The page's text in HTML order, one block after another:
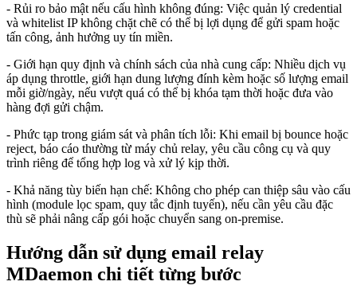
- Rủi ro bảo mật nếu cấu hình không đúng: Việc quản lý credential
và whitelist IP không chặt chẽ có thể bị lợi dụng để gửi spam hoặc
tấn công, ảnh hưởng uy tín miền.
- Giới hạn quy định và chính sách của nhà cung cấp: Nhiều dịch vụ
áp dụng throttle, giới hạn dung lượng đính kèm hoặc số lượng email
mỗi giờ/ngày, nếu vượt quá có thể bị khóa tạm thời hoặc đưa vào
hàng đợi gửi chậm.
- Phức tạp trong giám sát và phân tích lỗi: Khi email bị bounce hoặc
reject, báo cáo thường từ máy chủ relay, yêu cầu công cụ và quy
trình riêng để tổng hợp log và xử lý kịp thời.
- Khả năng tùy biến hạn chế: Không cho phép can thiệp sâu vào cấu
hình (module lọc spam, quy tắc định tuyến), nếu cần yêu cầu đặc
thù sẽ phải nâng cấp gói hoặc chuyển sang on‑premise.
Hướng dẫn sử dụng email relay
MDaemon chi tiết từng bước